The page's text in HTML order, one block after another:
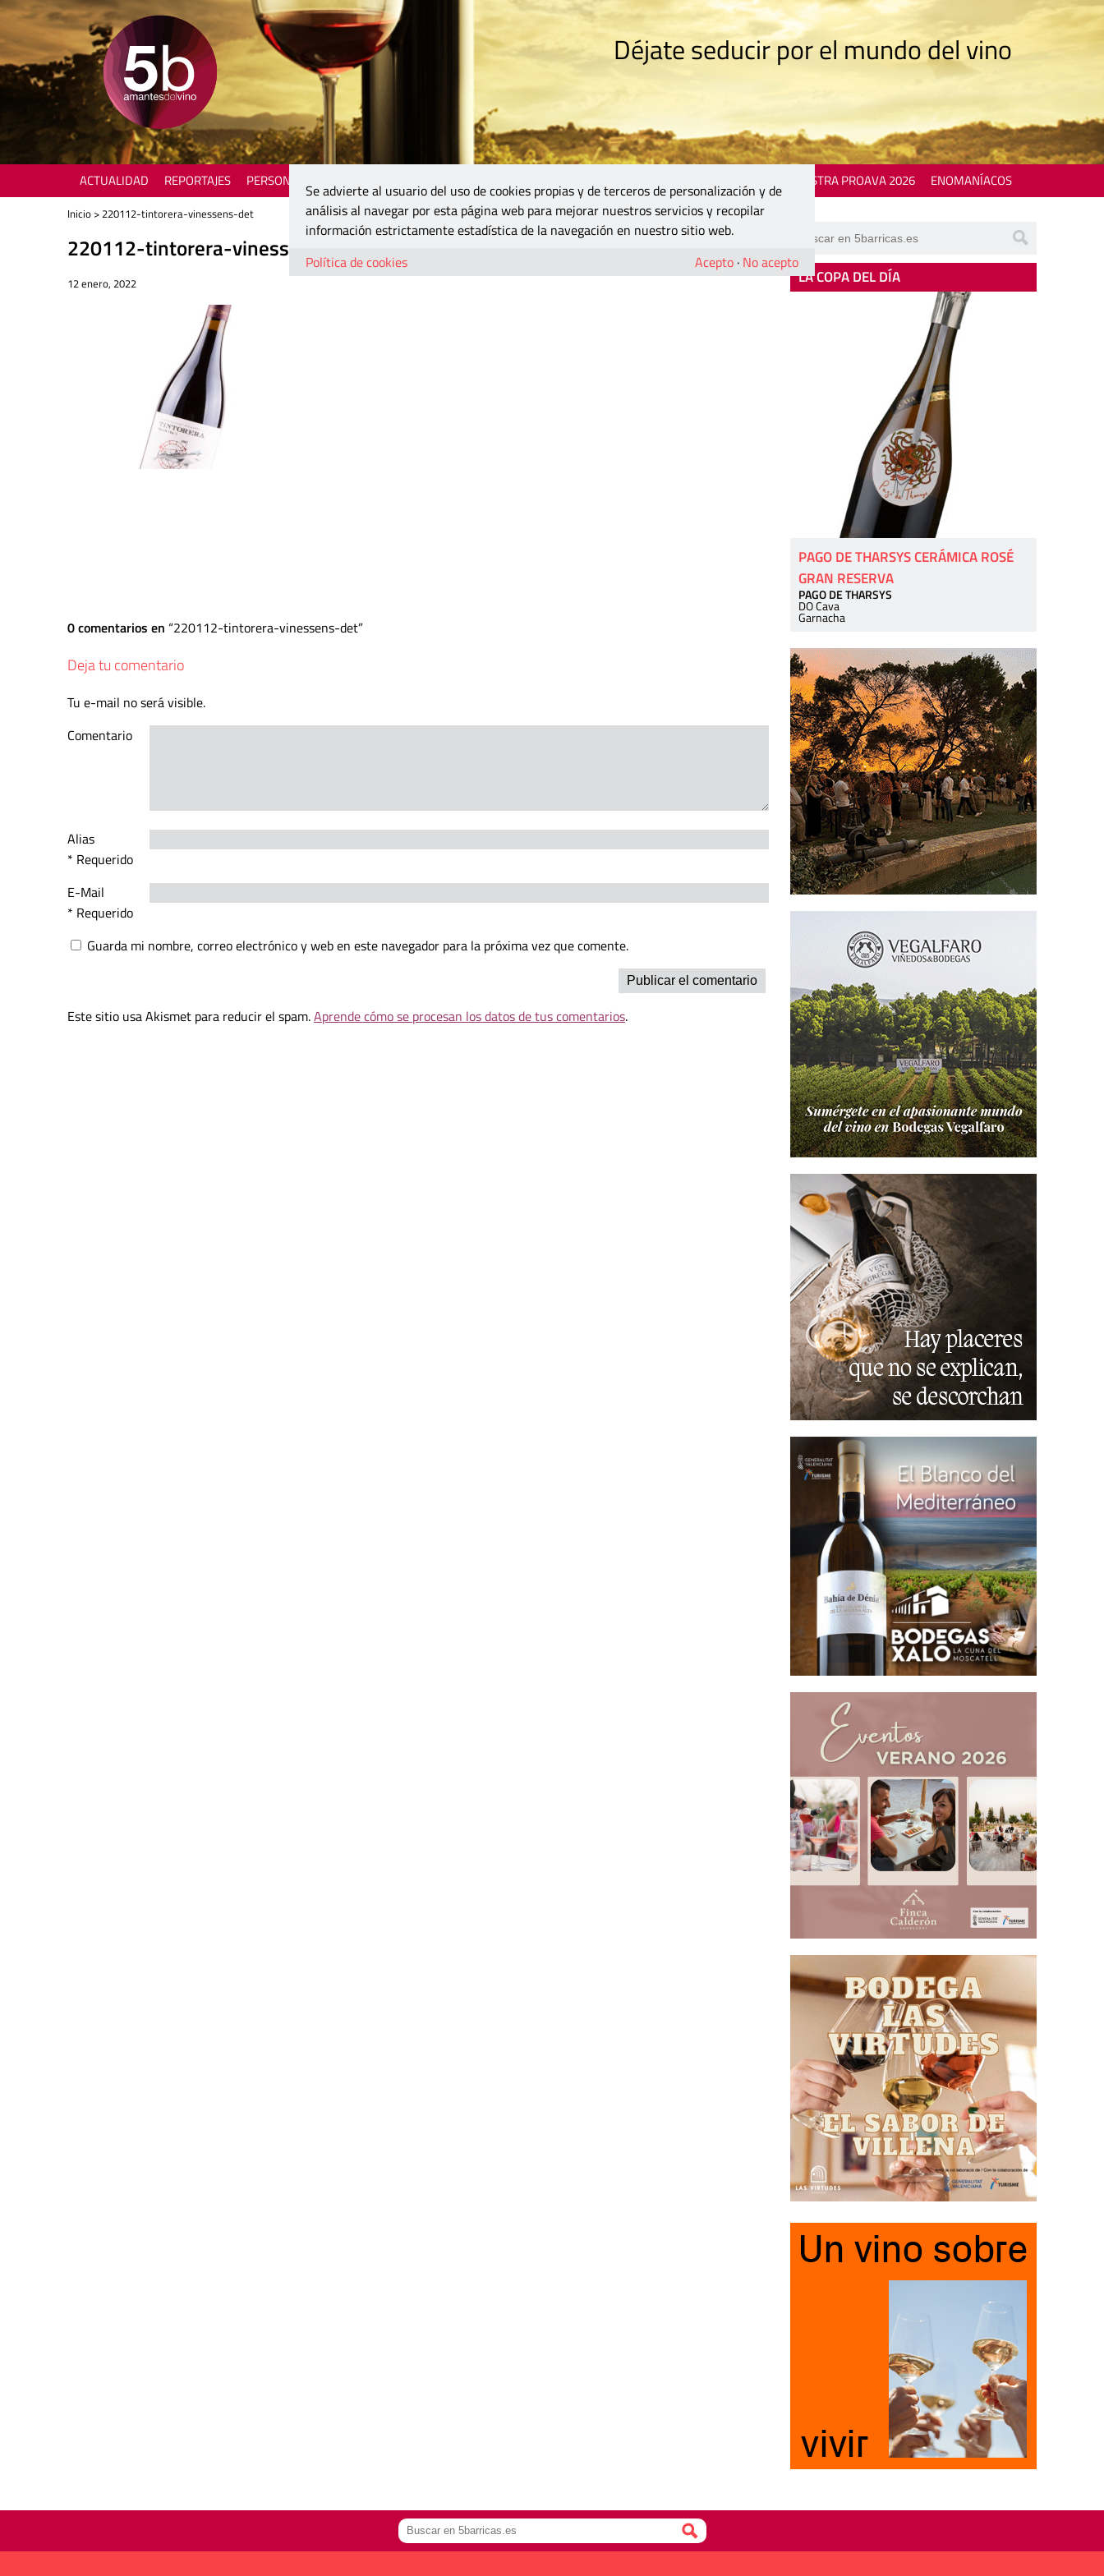
Déjate seducir por el mundo del vino
ACTUALIDAD REPORTAJES PERSONAJES MOSTRA PROAVA 2026 ENOMANÍACOS
Inicio > 220112-tintorera-vinessens-det
220112-tintorera-vinessens-det
12 enero, 2022
0 comentarios en 220112-tintorera-vinessens-det
Deja tu comentario
Tu e-mail no será visible.
Comentario
Alias
* Requerido
E-Mail
* Requerido
Guarda mi nombre, correo electrónico y web en este navegador para la próxima vez que comente.
Este sitio usa Akismet para reducir el spam.Aprende cómo se procesan los datos de tus comentarios.
LA COPA DEL DÍA
PAGO DE THARSYS CERÁMICA ROSÉ
GRAN RESERVA
PAGO DE THARSYS
DO Cava
Garnacha
Se advierte al usuario del uso de cookies propias y de terceros de personalización y de
análisis al navegar por esta página web para mejorar nuestros servicios y recopilar
información estrictamente estadística de la navegación en nuestro sitio web.
Política de cookies
Acepto · No acepto